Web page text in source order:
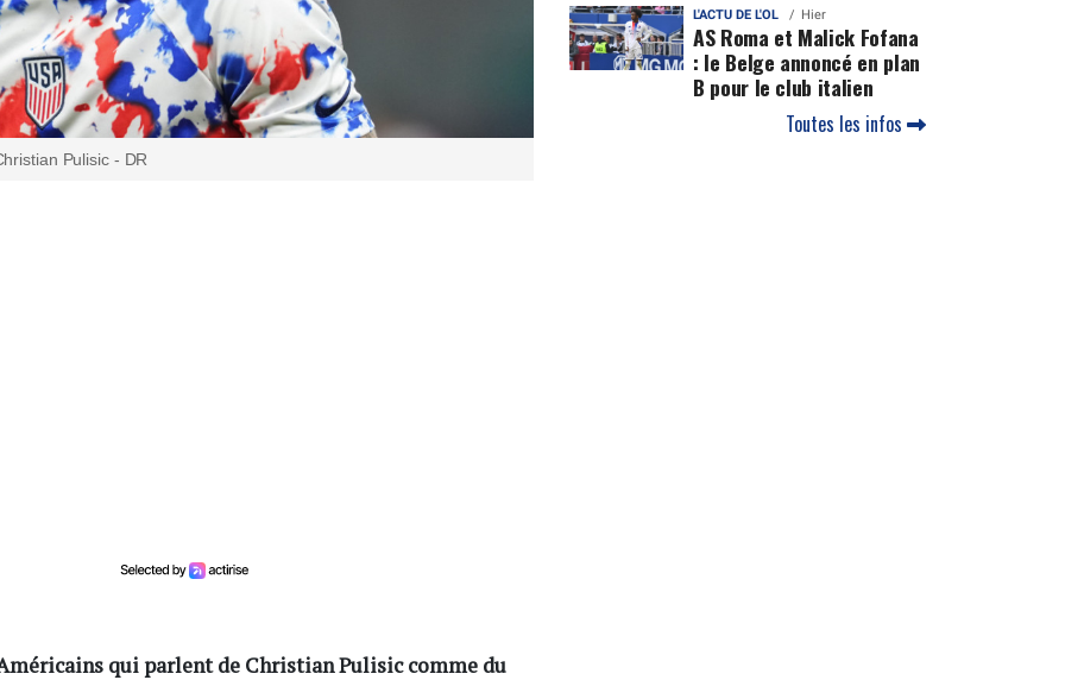
Pulisic - DR
qui parlent de Christian Pulisic comme du
L'ACTU DE L'OL Hier
AS Roma et Malick Fofana
: le Belge annoncé en plan
B pour le club italien
Toutes les infos